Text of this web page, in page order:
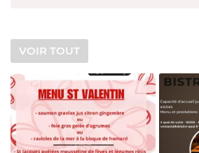
 Rafraîchir le captcha
VOIR TOUT